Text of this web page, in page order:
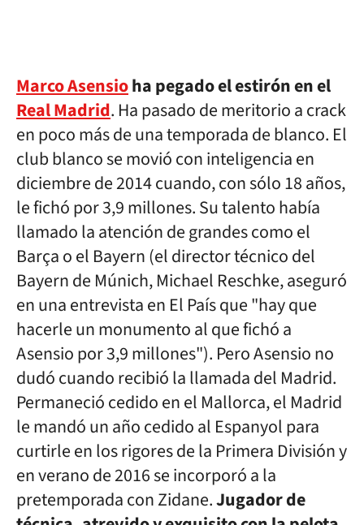
Marco Asensioha pegado el estirón en el
Real Madrid. Ha pasado de meritorio a crack
en poco más de una temporada de blanco. El
club blanco se movió con inteligencia en
diciembre de 2014 cuando, con sólo 18 años,
le fichó por 3,9 millones. Su talento había
llamado la atención de grandes como el
Barça o el Bayern (el director técnico del
Bayern de Múnich, Michael Reschke, aseguró
en una entrevista en El País que "hay que
hacerle un monumento al que fichó a
Asensio por 3,9 millones"). Pero Asensio no
dudó cuando recibió la llamada del Madrid.
Permaneció cedido en el Mallorca, el Madrid
le mandó un año cedido al Espanyol para
curtirle en los rigores de la Primera División y
en verano de 2016 se incorporó a la
pretemporada con Zidane.Jugador de